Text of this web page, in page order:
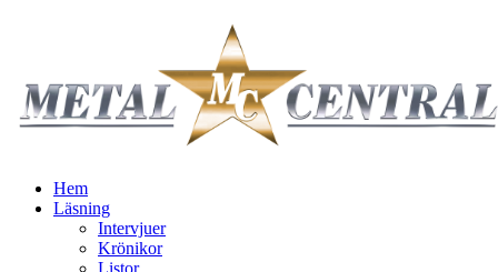
Hem
Läsning
Intervjuer
Krönikor
Listor